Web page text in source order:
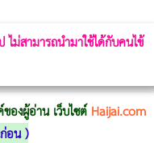
ม่สามารถนำมาใช้ได้กับคนไข้
องผู้อ่าน เว็บไซต์Haijai.com
อน)